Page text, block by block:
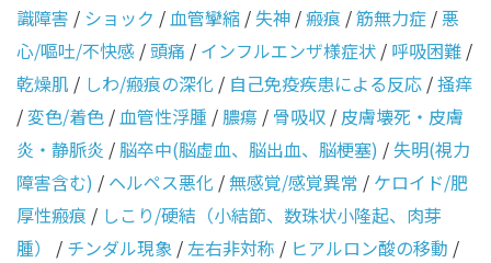
識障害 / ショック /血管攣縮 /失神 /瘢痕 /筋無力症 /悪
心/嘔吐/不快感 /頭痛 / インフルエンザ様症状 / 呼吸困難 /
乾燥肌 / しわ/瘢痕の深化 / 自己免疫疾患による反応 /掻痒
/変色/着色 /血管性浮腫 /膿瘍 / 骨吸収 / 皮膚壊死・皮膚
炎・静脈炎 /脳卒中(脳虚血、脳出血、脳梗塞) /失明(視力
障害含む) / ヘルペス悪化 /無感覚/感覚異常 / ケロイド/肥
厚性瘢痕 / しこり/硬結（小結節、数珠状小隆起、肉芽
腫）
/ チンダル現象 /左右非対称 / ヒアルロン酸の移動 /